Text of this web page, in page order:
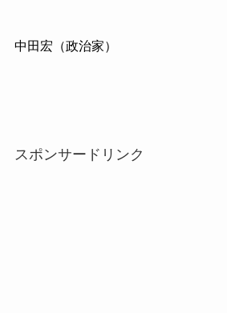
中田宏（政治家）
スポンサードリンク